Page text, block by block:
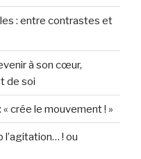
: entre contrastes et
à son cœur,
de soi
crée le mouvement ! »
l’agitation… ! ou